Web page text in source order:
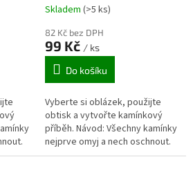
Skladem (>5 ks)
82 Kč bez DPH
99 Kč / ks
Do košíku
Vyberte si oblázek, použijte
obtisk a vytvořte kamínkový
příběh. Návod: Všechny kamínky
nejprve omyj a nech oschnout.
Odstraň fólii ze zadní strany